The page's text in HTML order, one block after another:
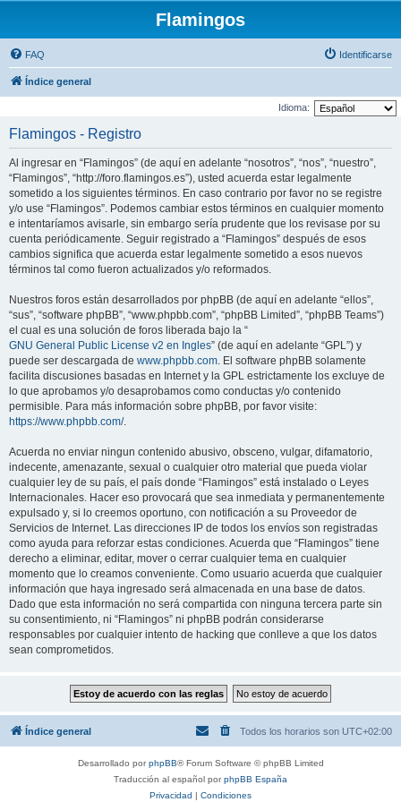
Flamingos
FAQ Identificarse
Índice general
Idioma:
Flamingos - Registro
Al ingresar en “Flamingos” (de aquí en adelante “nosotros”, “nos”, “nuestro”,
“Flamingos”, “http://foro.flamingos.es”), usted acuerda estar legalmente
sometido a los siguientes términos. En caso contrario por favor no se registre
y/o use “Flamingos”. Podemos cambiar estos términos en cualquier momento
e intentaríamos avisarle, sin embargo sería prudente que los revisase por su
cuenta periódicamente. Seguir registrado a “Flamingos” después de esos
cambios significa que acuerda estar legalmente sometido a esos nuevos
términos tal como fueron actualizados y/o reformados.
Nuestros foros están desarrollados por phpBB (de aquí en adelante “ellos”,
“sus”, “software phpBB”, “www.phpbb.com”, “phpBB Limited”, “phpBB Teams”)
el cual es una solución de foros liberada bajo la “
GNU General Public License v2 en Ingles” (de aquí en adelante “GPL”) y
puede ser descargada de www.phpbb.com. El software phpBB solamente
facilita discusiones basadas en Internet y la GPL estrictamente los excluye de
lo que aprobamos y/o desaprobamos como conductas y/o contenido
permisible. Para más información sobre phpBB, por favor visite:
https://www.phpbb.com/.
Acuerda no enviar ningun contenido abusivo, obsceno, vulgar, difamatorio,
indecente, amenazante, sexual o cualquier otro material que pueda violar
cualquier ley de su país, el país donde “Flamingos” está instalado o Leyes
Internacionales. Hacer eso provocará que sea inmediata y permanentemente
expulsado y, si lo creemos oportuno, con notificación a su Proveedor de
Servicios de Internet. Las direcciones IP de todos los envíos son registradas
como ayuda para reforzar estas condiciones. Acuerda que “Flamingos” tiene
derecho a eliminar, editar, mover o cerrar cualquier tema en cualquier
momento que lo creamos conveniente. Como usuario acuerda que cualquier
información que haya ingresado será almacenada en una base de datos.
Dado que esta información no será compartida con ninguna tercera parte sin
su consentimiento, ni “Flamingos” ni phpBB podrán considerarse
responsables por cualquier intento de hacking que conlleve a que los datos
sean comprometidos.
Índice general Todos los horarios son UTC+02:00
Desarrollado porphpBB® Forum Software © phpBB Limited
Traducción al español porphpBB España
Privacidad | Condiciones